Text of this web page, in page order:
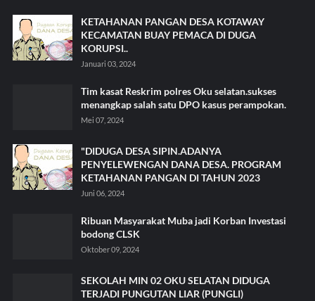
KETAHANAN PANGAN DESA KOTAWAY
KECAMATAN BUAY PEMACA DI DUGA
KORUPSI..
Januari 03, 2024
Tim kasat Reskrim polres Oku selatan.sukses
menangkap salah satu DPO kasus perampokan.
Mei 07, 2024
"DIDUGA DESA SIPIN.ADANYA
PENYELEWENGAN DANA DESA. PROGRAM
KETAHANAN PANGAN DI TAHUN 2023
Juni 06, 2024
Ribuan Masyarakat Muba jadi Korban Investasi
bodong CLSK
Oktober 09, 2024
SEKOLAH MIN 02 OKU SELATAN DIDUGA
TERJADI PUNGUTAN LIAR (PUNGLI)